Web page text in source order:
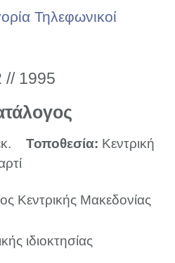
Τηλεφωνικοί
1995
Τοποθεσία: Κεντρική
Κεντρικής Μακεδονίας
ιδιοκτησίας